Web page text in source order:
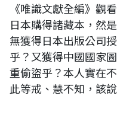
《唯識文獻全編》觀
日本購得諸藏本，然
無獲得日本出版公司
乎？又獲得中國國家
重偷盜乎？本人實在
此等戒、慧不知，該